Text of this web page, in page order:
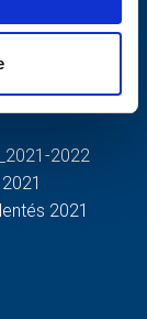
2022
2021